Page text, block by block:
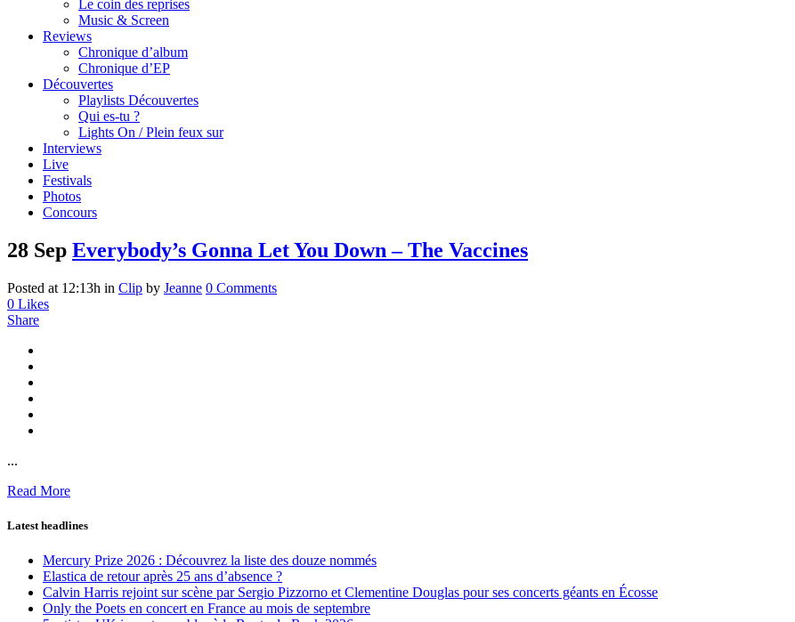
Le coin des reprises
Music & Screen
Reviews
Chronique d’album
Chronique d’EP
Découvertes
Playlists Découvertes
Qui es-tu ?
Lights On / Plein feux sur
Interviews
Live
Festivals
Photos
Concours
28 Sep Everybody’s Gonna Let You Down – The Vaccines
Posted at 12:13h in Clip by Jeanne 0 Comments
0 Likes
Share
...
Read More
Latest headlines
Mercury Prize 2026 : Découvrez la liste des douze nommés
Elastica de retour après 25 ans d’absence ?
Calvin Harris rejoint sur scène par Sergio Pizzorno et Clementine Douglas pour ses concerts géants en Écosse
Only the Poets en concert en France au mois de septembre